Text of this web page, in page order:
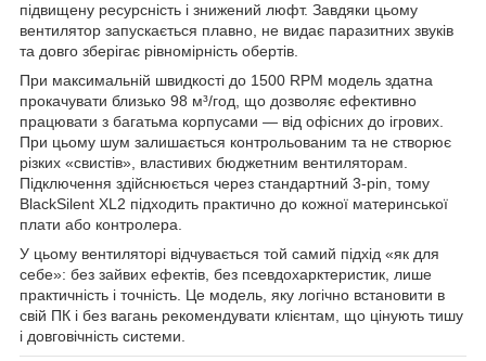
підвищену ресурсність і знижений люфт. Завдяки цьому
вентилятор запускається плавно, не видає паразитних звуків
та довго зберігає рівномірність обертів.
При максимальній швидкості до 1500 RPM модель здатна
прокачувати близько 98 м³/год, що дозволяє ефективно
працювати з багатьма корпусами — від офісних до ігрових.
При цьому шум залишається контрольованим та не створює
різких «свистів», властивих бюджетним вентиляторам.
Підключення здійснюється через стандартний 3-pin, тому
BlackSilent XL2 підходить практично до кожної материнської
плати або контролера.
У цьому вентиляторі відчувається той самий підхід «як для
себе»: без зайвих ефектів, без псевдохарктеристик, лише
практичність і точність. Це модель, яку логічно встановити в
свій ПК і без вагань рекомендувати клієнтам, що цінують тишу
і довговічність системи.